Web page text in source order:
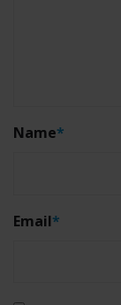
Name*
Email*